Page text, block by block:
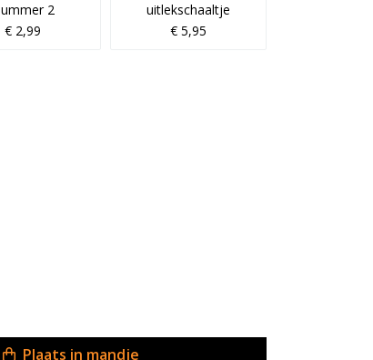
2
€ 2,99
uitlekschaaltje
€ 5,95
Plaats in mandje